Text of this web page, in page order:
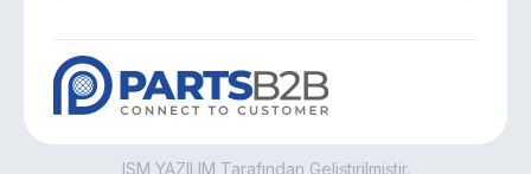
ISM YAZILIM Tarafından Geliştirilmiştir.